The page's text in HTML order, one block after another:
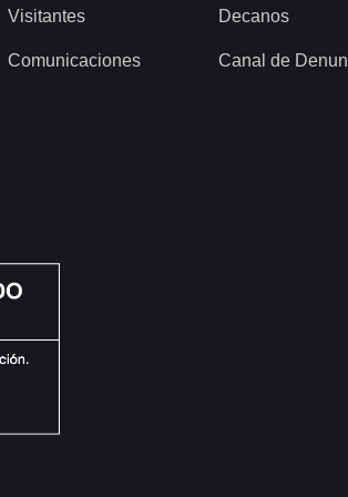
Visitantes
Comunicaciones
Decanos
Canal de